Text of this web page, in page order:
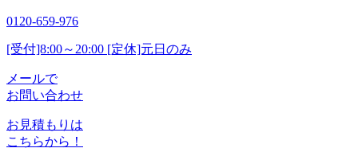
0120-659-976
[受付]8:00～20:00 [定休]元日のみ
メールで
お問い合わせ
お見積もりは
こちらから！